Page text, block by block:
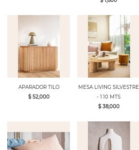
APARADOR TILO
$ 52,000
MESA LIVING SILVESTRE
- 1.10 MTS
$ 38,000